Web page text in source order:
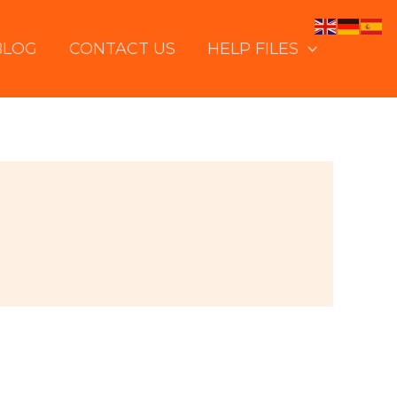
CONTACT US HELP FILES